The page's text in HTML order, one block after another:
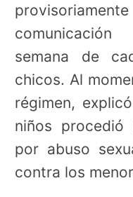
semana de
chicos. Al
régimen,
niños procedió
por abuso
contra los